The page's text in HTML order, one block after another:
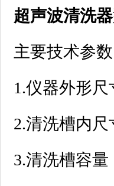
超声波清洗器
主要技术参数
1.仪器外形尺
2.清洗槽内尺
3.清洗槽容量